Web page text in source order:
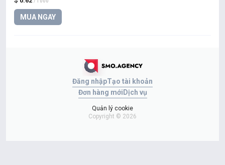
MUA NGAY
Đăng nhậpTạo tài khoản
Đơn hàng mới Dịch vụ
Quản lý cookie
Copyright © 2026